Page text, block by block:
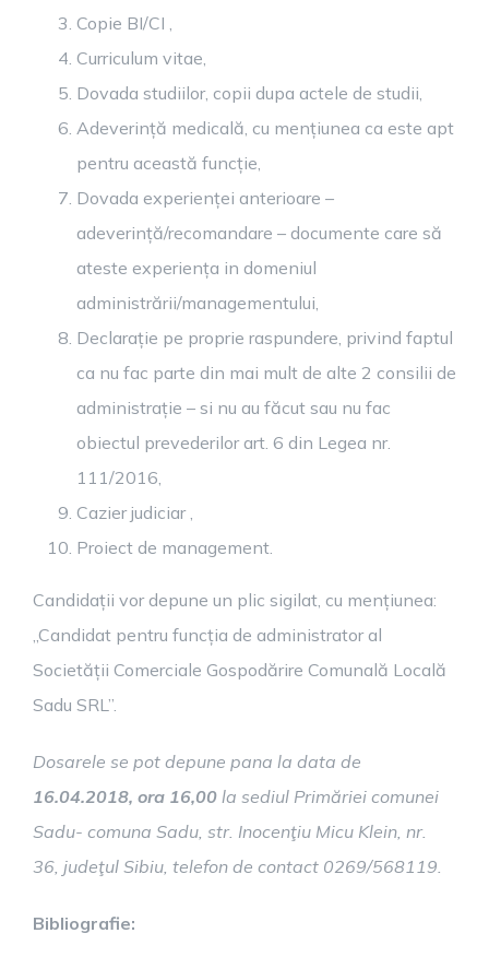
Copie BI/CI ,
Curriculum vitae,
Dovada studiilor, copii dupa actele de studii,
Adeverință medicală, cu mențiunea ca este apt
pentru această funcție,
Dovada experienței anterioare –
adeverință/recomandare – documente care să
ateste experiența in domeniul
administrării/managementului,
Declarație pe proprie raspundere, privind faptul
ca nu fac parte din mai mult de alte 2 consilii de
administrație – si nu au făcut sau nu fac
obiectul prevederilor art. 6 din Legea nr.
111/2016,
Cazier judiciar ,
Proiect de management.
Candidații vor depune un plic sigilat, cu mențiunea:
„Candidat pentru funcția de administrator al
Societății Comerciale Gospodărire Comunală Locală
Sadu SRL”.
Dosarele se pot depune pana la data de
16.04.2018, ora 16,00 la sediul Primăriei comunei
Sadu- comuna Sadu, str. Inocenţiu Micu Klein, nr.
36, judeţul Sibiu, telefon de contact 0269/568119.
Bibliografie: